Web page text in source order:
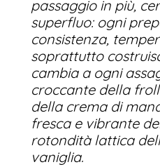
passaggio in più,
superfluo: ogni
consistenza,
soprattutto
cambia a ogni
croccante della
della crema di
fresca e vibrante
rotondità lattica
vaniglia.